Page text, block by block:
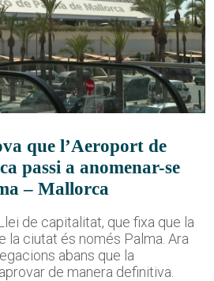
que l’Aeroport de
passi a anomenar-se
– Mallorca
de capitalitat, que fixa que la
la ciutat és només Palma. Ara
abans que la
de manera definitiva.